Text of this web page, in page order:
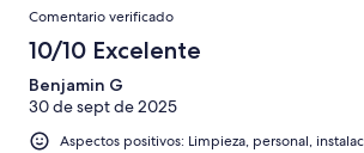
Comentario verificado
10/10 Excelente
Benjamin G
30 de sept de 2025
Aspectos positivos: Limpieza, personal,